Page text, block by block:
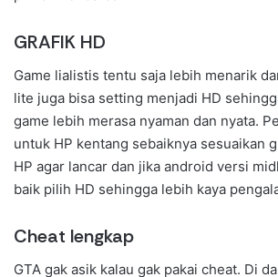
GRAFIK HD
Game lialistis tentu saja lebih menarik
lite juga bisa setting menjadi HD
game lebih merasa nyaman dan nyata.
untuk HP kentang sebaiknya sesuaikan
HP agar lancar dan jika android versi
baik pilih HD sehingga lebih kaya
Cheat lengkap
GTA gak asik kalau gak pakai cheat. Di